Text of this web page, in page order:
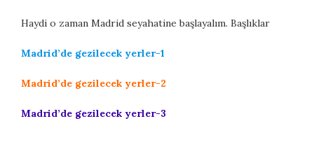
Haydi o zaman Madrid seyahatine başlayalım. Başlıklar
Madrid’de gezilecek yerler-1
Madrid’de gezilecek yerler-2
Madrid’de gezilecek yerler-3